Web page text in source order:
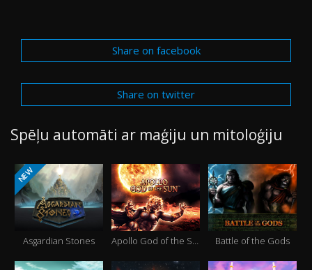
Share on facebook
Share on twitter
Spēļu automāti ar maģiju un mitoloģiju
NEW
Asgardian Stones Apollo God of the Sun Battle of the Gods